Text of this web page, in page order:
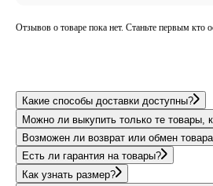
Отзывов о товаре пока нет. Станьте первым кто
Какие способы доставки доступны?
Можно ли выкупить только те товары,
Возможен ли возврат или обмен
Есть ли гарантия на товары?
Как узнать размер?